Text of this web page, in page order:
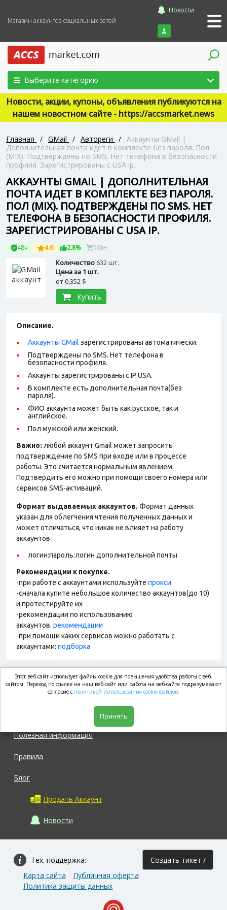
Магазин аккаунтов социальных сетей
Новости
Войти
Выберите категорию
Новости, акции, купоны, объявления публикуются на
нашем новостном сайте - https://accsmarket.news
Главная / GMail / Автореги / Аккаунты GMail |
Дополнительная почта идет в комплекте без пароля. Пол
(MIX). Подтверждены по SMS. Нет телефона в безопасности
профиля. Зарегистрированы с USA ip.
АККАУНТЫ GMAIL | ДОПОЛНИТЕЛЬНАЯ
ПОЧТА ИДЕТ В КОМПЛЕКТЕ БЕЗ ПАРОЛЯ.
ПОЛ (MIX). ПОДТВЕРЖДЕНЫ ПО SMS. НЕТ
ТЕЛЕФОНА В БЕЗОПАСНОСТИ ПРОФИЛЯ.
ЗАРЕГИСТРИРОВАНЫ С USA IP.
48ч 4.6 2.8% 10k+
Количество 632 шт.
Цена за 1 шт.
от0,352 $
Купить
Описание.
Аккаунты GMail зарегистрированы автоматически.
Подтверждены по SMS. Нет телефона в
безопасности профиля.
Аккаунты зарегистрированы с IP USA.
В комплекте есть дополнительная почта(без
пароля).
ФИО аккаунта может быть как русское, так и
английское.
Пол мужской или женский.
Важно: любой аккаунт Gmail может запросить
подтверждение по SMS при входе или в процессе
работы. Это считается нормальным явлением.
Подтвердить его можно при помощи своего номера или
сервисов SMS-активаций.
Формат выдаваемых аккаунтов. Формат данных
указан для облегчения чтения полученных данных и
может отличаться, что никак не влияет на работу
аккаунтов
логин:пароль:логин дополнительной почты
Рекомендации к покупке.
-при работе с аккаунтами используйте прокси
-сначала купите небольшое количество аккаунтов(до 10)
и протестируйте их
-рекомендации по использованию
аккаунтов: рекомендации
-при помощи каких сервисов можно работать с
аккаунтами: подборка
market.com
Полезная информация
Правила
Блог
Продать Аккаунт
Новости
Тех. поддержка: Создать тикет /
Карта сайта
Публичная оферта
Политика защиты данных
Этот веб-сайт использует файлы cookie для повышения удобства работы с веб-
сайтом. Переход по ссылке на наш веб-сайт или работа на веб-сайте подразумевают
согласие с политикой использования cookie файлов.
Принять